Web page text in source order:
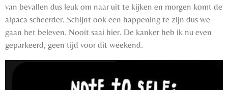
van bevallen dus leuk om naar uit te kijken en morgen komt de
alpaca scheerder. Schijnt ook een happening te zijn dus we
gaan het beleven. Nooit saai hier. De kanker heb ik nu even
geparkeerd, geen tijd voor dit weekend.